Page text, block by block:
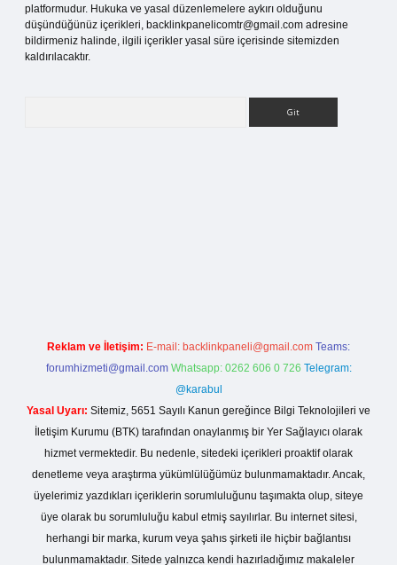
platformudur. Hukuka ve yasal düzenlemelere aykırı olduğunu
düşündüğünüz içerikleri, backlinkpanelicomtr@gmail.com adresine
bildirmeniz halinde, ilgili içerikler yasal süre içerisinde sitemizden
kaldırılacaktır.
Reklam ve İletişim: E-mail: backlinkpaneli@gmail.com Teams:
forumhizmeti@gmail.com Whatsapp: 0262 606 0 726 Telegram:
@karabul
Yasal Uyarı: Sitemiz, 5651 Sayılı Kanun gereğince Bilgi Teknolojileri ve
İletişim Kurumu (BTK) tarafından onaylanmış bir Yer Sağlayıcı olarak
hizmet vermektedir. Bu nedenle, sitedeki içerikleri proaktif olarak
denetleme veya araştırma yükümlülüğümüz bulunmamaktadır. Ancak,
üyelerimiz yazdıkları içeriklerin sorumluluğunu taşımakta olup, siteye
üye olarak bu sorumluluğu kabul etmiş sayılırlar. Bu internet sitesi,
herhangi bir marka, kurum veya şahıs şirketi ile hiçbir bağlantısı
bulunmamaktadır. Sitede yalnızca kendi hazırladığımız makaleler